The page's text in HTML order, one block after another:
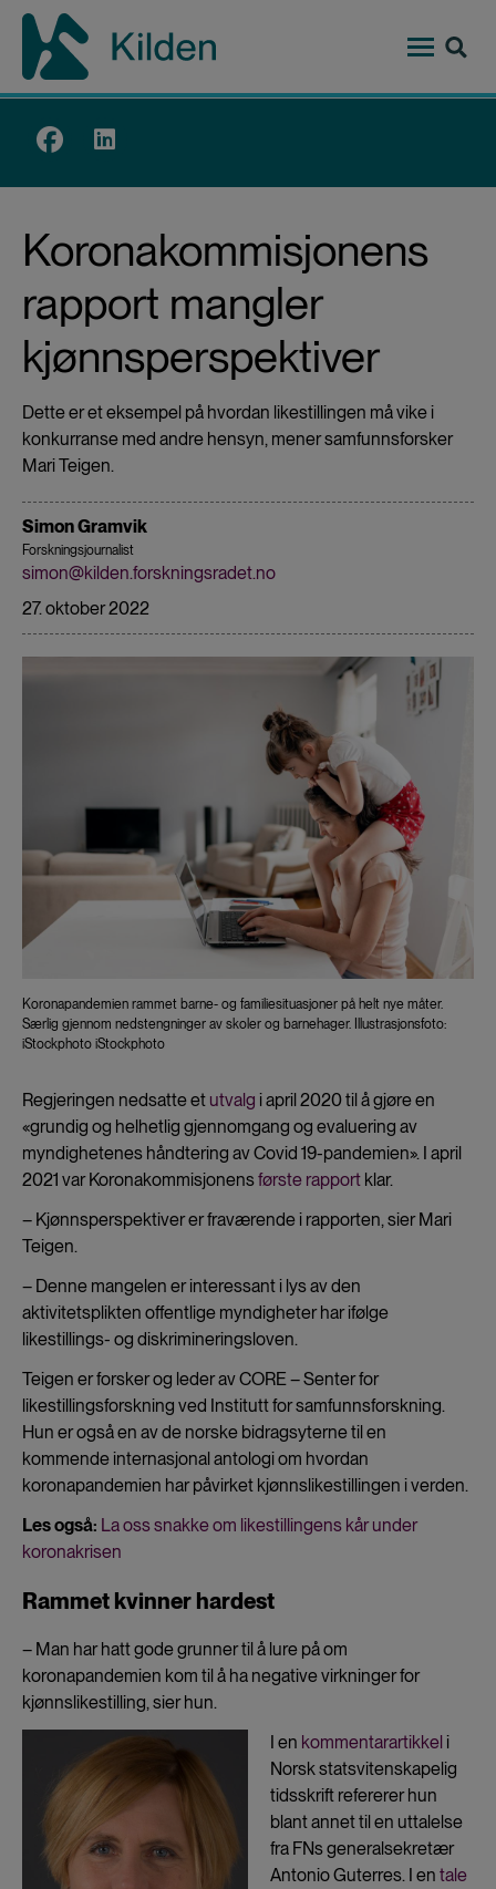
Hopp
hovedinnhold
Top
Koronakommisjonens
rapport mangler
kjønnsperspektiver
Dette er et eksempel på hvordan likestillingen må vike i
konkurranse med andre hensyn, mener samfunnsforsker
Mari Teigen.
Simon Gramvik
Forskningsjournalist
simon@kilden.forskningsradet.no
27. oktober 2022
Koronapandemien rammet barne- og familiesituasjoner på helt nye måter.
Særlig gjennom nedstengninger av skoler og barnehager. Illustrasjonsfoto:
iStockphoto iStockphoto
Regjeringen nedsatte et utvalg i april 2020 til å gjøre en
«grundig og helhetlig gjennomgang og evaluering av
myndighetenes håndtering av Covid 19-pandemien». I april
2021 var Koronakommisjonensførste rapport klar.
– Kjønnsperspektiver er fraværende i rapporten, sier Mari
Teigen.
– Denne mangelen er interessant i lys av den
aktivitetsplikten offentlige myndigheter har ifølge
likestillings- og diskrimineringsloven.
Teigen er forsker og leder av CORE – Senter for
likestillingsforskning ved Institutt for samfunnsforskning.
Hun er også en av de norske bidragsyterne til en
kommende internasjonal antologi om hvordan
koronapandemien har påvirket kjønnslikestillingen i verden.
Les også: La oss snakke om likestillingens kår under
koronakrisen
Rammet kvinner hardest
– Man har hatt gode grunner til å lure på om
koronapandemien kom til å ha negative virkninger for
kjønnslikestilling, sier hun.
I en kommentarartikkeli
Norsk statsvitenskapelig
tidsskrift refererer hun
blant annet til en uttalelse
fra FNs generalsekretær
Antonio Guterres. I en tale